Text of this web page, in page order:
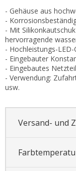
Verkaufspreis:
- Gehäuse aus
-
- Mit
hervorragende
- Hochleistungs-LED-
- Eingebauter
- Eingebautes
- Verwendung:
usw.
Versand- und